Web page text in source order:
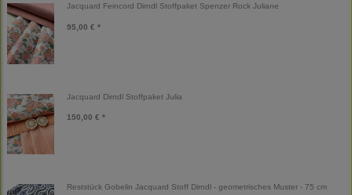
Jacquard Feincord Dirndl Stoffpaket Spenzer Rock Juliane
95,00 € *
Jacquard Dirndl Stoffpaket Julia
150,00 € *
Reststück Gobelin Jacquard Stoff Dirndl - geometrisches Muster - 75 cm